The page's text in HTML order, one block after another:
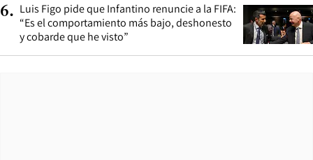
6. Luis Figo pide que Infantino renuncie a la FIFA:
“Es el comportamiento más bajo, deshonesto
y cobarde que he visto”